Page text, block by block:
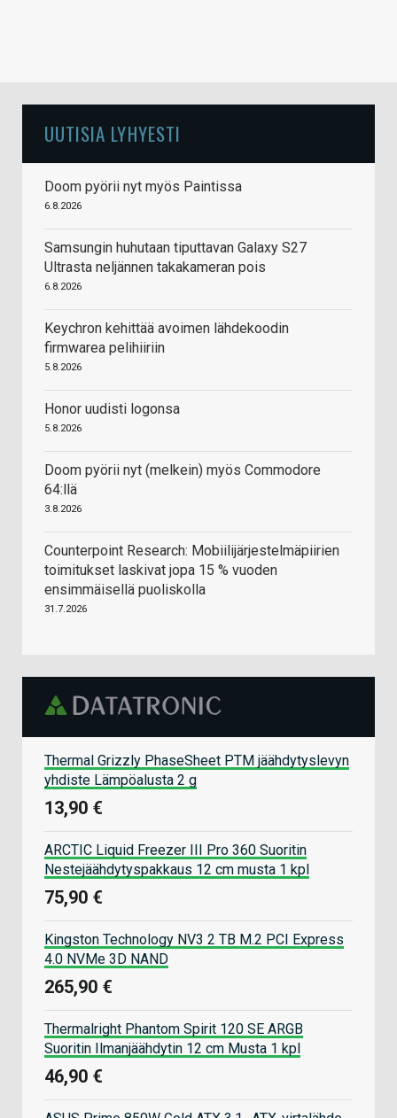
UUTISIA LYHYESTI
Doom pyörii nyt myös Paintissa
6.8.2026
Samsungin huhutaan tiputtavan Galaxy S27
Ultrasta neljännen takakameran pois
6.8.2026
Keychron kehittää avoimen lähdekoodin
firmwarea pelihiiriin
5.8.2026
Honor uudisti logonsa
5.8.2026
Doom pyörii nyt (melkein) myös Commodore
64:llä
3.8.2026
Counterpoint Research: Mobiilijärjestelmäpiirien
toimitukset laskivat jopa 15 % vuoden
ensimmäisellä puoliskolla
31.7.2026
Thermal Grizzly PhaseSheet PTM jäähdytyslevyn
yhdiste Lämpöalusta 2 g
13,90 €
ARCTIC Liquid Freezer III Pro 360 Suoritin
Nestejäähdytyspakkaus 12 cm musta 1 kpl
75,90 €
Kingston Technology NV3 2 TB M.2 PCI Express
4.0 NVMe 3D NAND
265,90 €
Thermalright Phantom Spirit 120 SE ARGB
Suoritin Ilmanjäähdytin 12 cm Musta 1 kpl
46,90 €